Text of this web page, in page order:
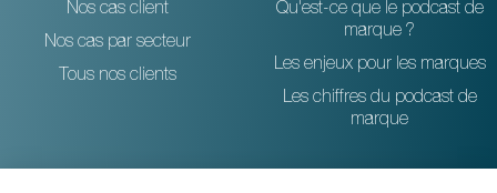
Nos cas client
Nos cas par secteur
Tous nos clients
Qu'est-ce que le podcast de
marque ?
Les enjeux pour les marques
Les chiffres du podcast de
marque